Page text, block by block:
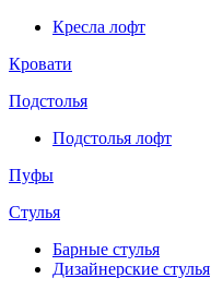
Кресла лофт
Кровати
Подстолья
Подстолья лофт
Пуфы
Стулья
Барные cтулья
Дизайнерские cтулья